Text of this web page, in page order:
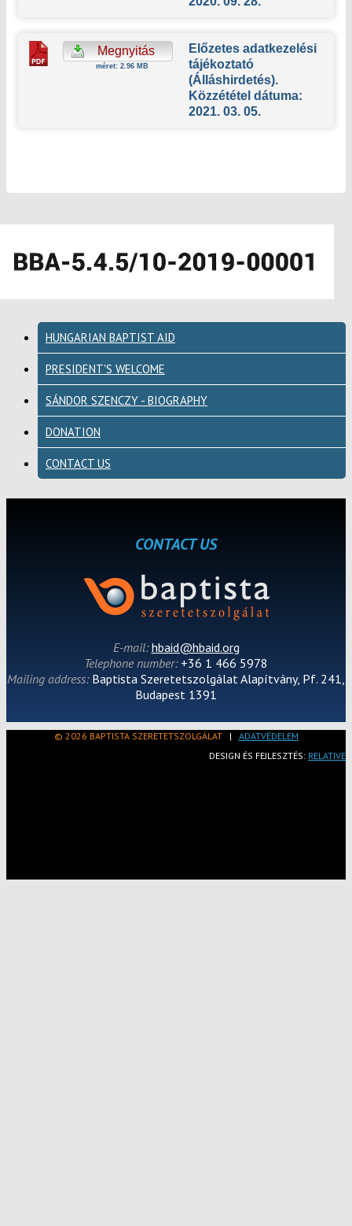
Megnyitás
méret: 2.96 MB
Előzetes adatkezelési
tájékoztató
(Álláshirdetés).
Közzététel dátuma:
2021. 03. 05.
HUNGARIAN BAPTIST AID
PRESIDENT'S WELCOME
SÁNDOR SZENCZY - BIOGRAPHY
DONATION
CONTACT US
CONTACT US
E-mail:hbaid@hbaid.org
Telephone number: +36 1 466 5978
Mailing address: Baptista Szeretetszolgálat Alapítvány, Pf. 241,
Budapest 1391
© 2026 BAPTISTA SZERETETSZOLGÁLAT| ADATVÉDELEM
DESIGN ÉS FEJLESZTÉS: RELATIVE